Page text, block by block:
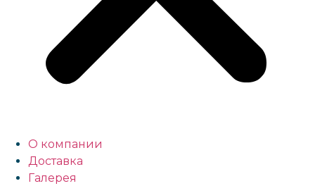
О компании
Доставка
Галерея